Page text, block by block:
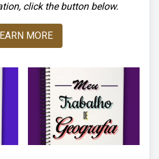
click the button below.
MORE